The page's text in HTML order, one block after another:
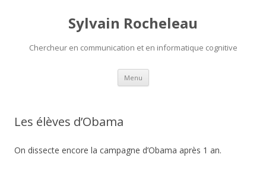
Sylvain Rocheleau
Chercheur en communication et en informatique cognitive
Menu Aller au contenu principal
Les élèves d’Obama
On dissecte encore la campagne d’Obama après 1 an.